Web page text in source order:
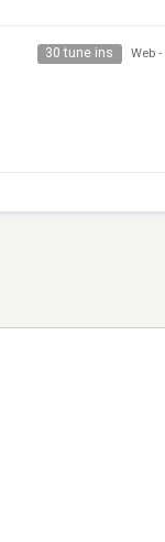
30 tune ins Web -